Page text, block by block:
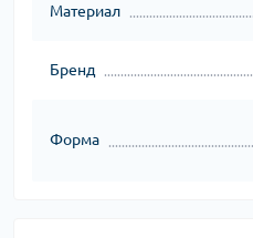
Материал
Бренд
Форма